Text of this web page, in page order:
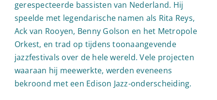
gerespecteerde bassisten van Nederland. Hij
speelde met legendarische namen als Rita Reys,
Ack van Rooyen, Benny Golson en het Metropole
Orkest, en trad op tijdens toonaangevende
jazzfestivals over de hele wereld. Vele projecten
waaraan hij meewerkte, werden eveneens
bekroond met een Edison Jazz-onderscheiding.